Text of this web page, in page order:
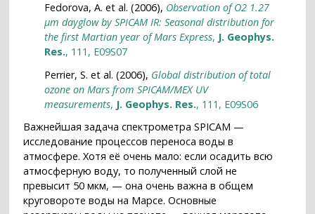
Fedorova, A. et al. (2006), Observation of O2 1.27
μm dayglow by SPICAM IR: Seasonal distribution for
the first Martian year of Mars Express, J. Geophys.
Res., 111, E09S07
Perrier, S. et al. (2006), Global distribution of total
ozone on Mars from SPICAM/MEX UV
measurements, J. Geophys. Res., 111, E09S06
Важнейшая задача спектрометра SPICAM —
исследование процессов переноса воды в
атмосфере. Хотя её очень мало: если осадить всю
атмосферную воду, то полученный слой не
превысит 50 мкм, — она очень важна в общем
круговороте воды на Марсе. Основные